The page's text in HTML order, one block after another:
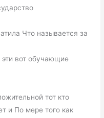
Что называется за
эти вот обучающие
тот кто
и По мере того как